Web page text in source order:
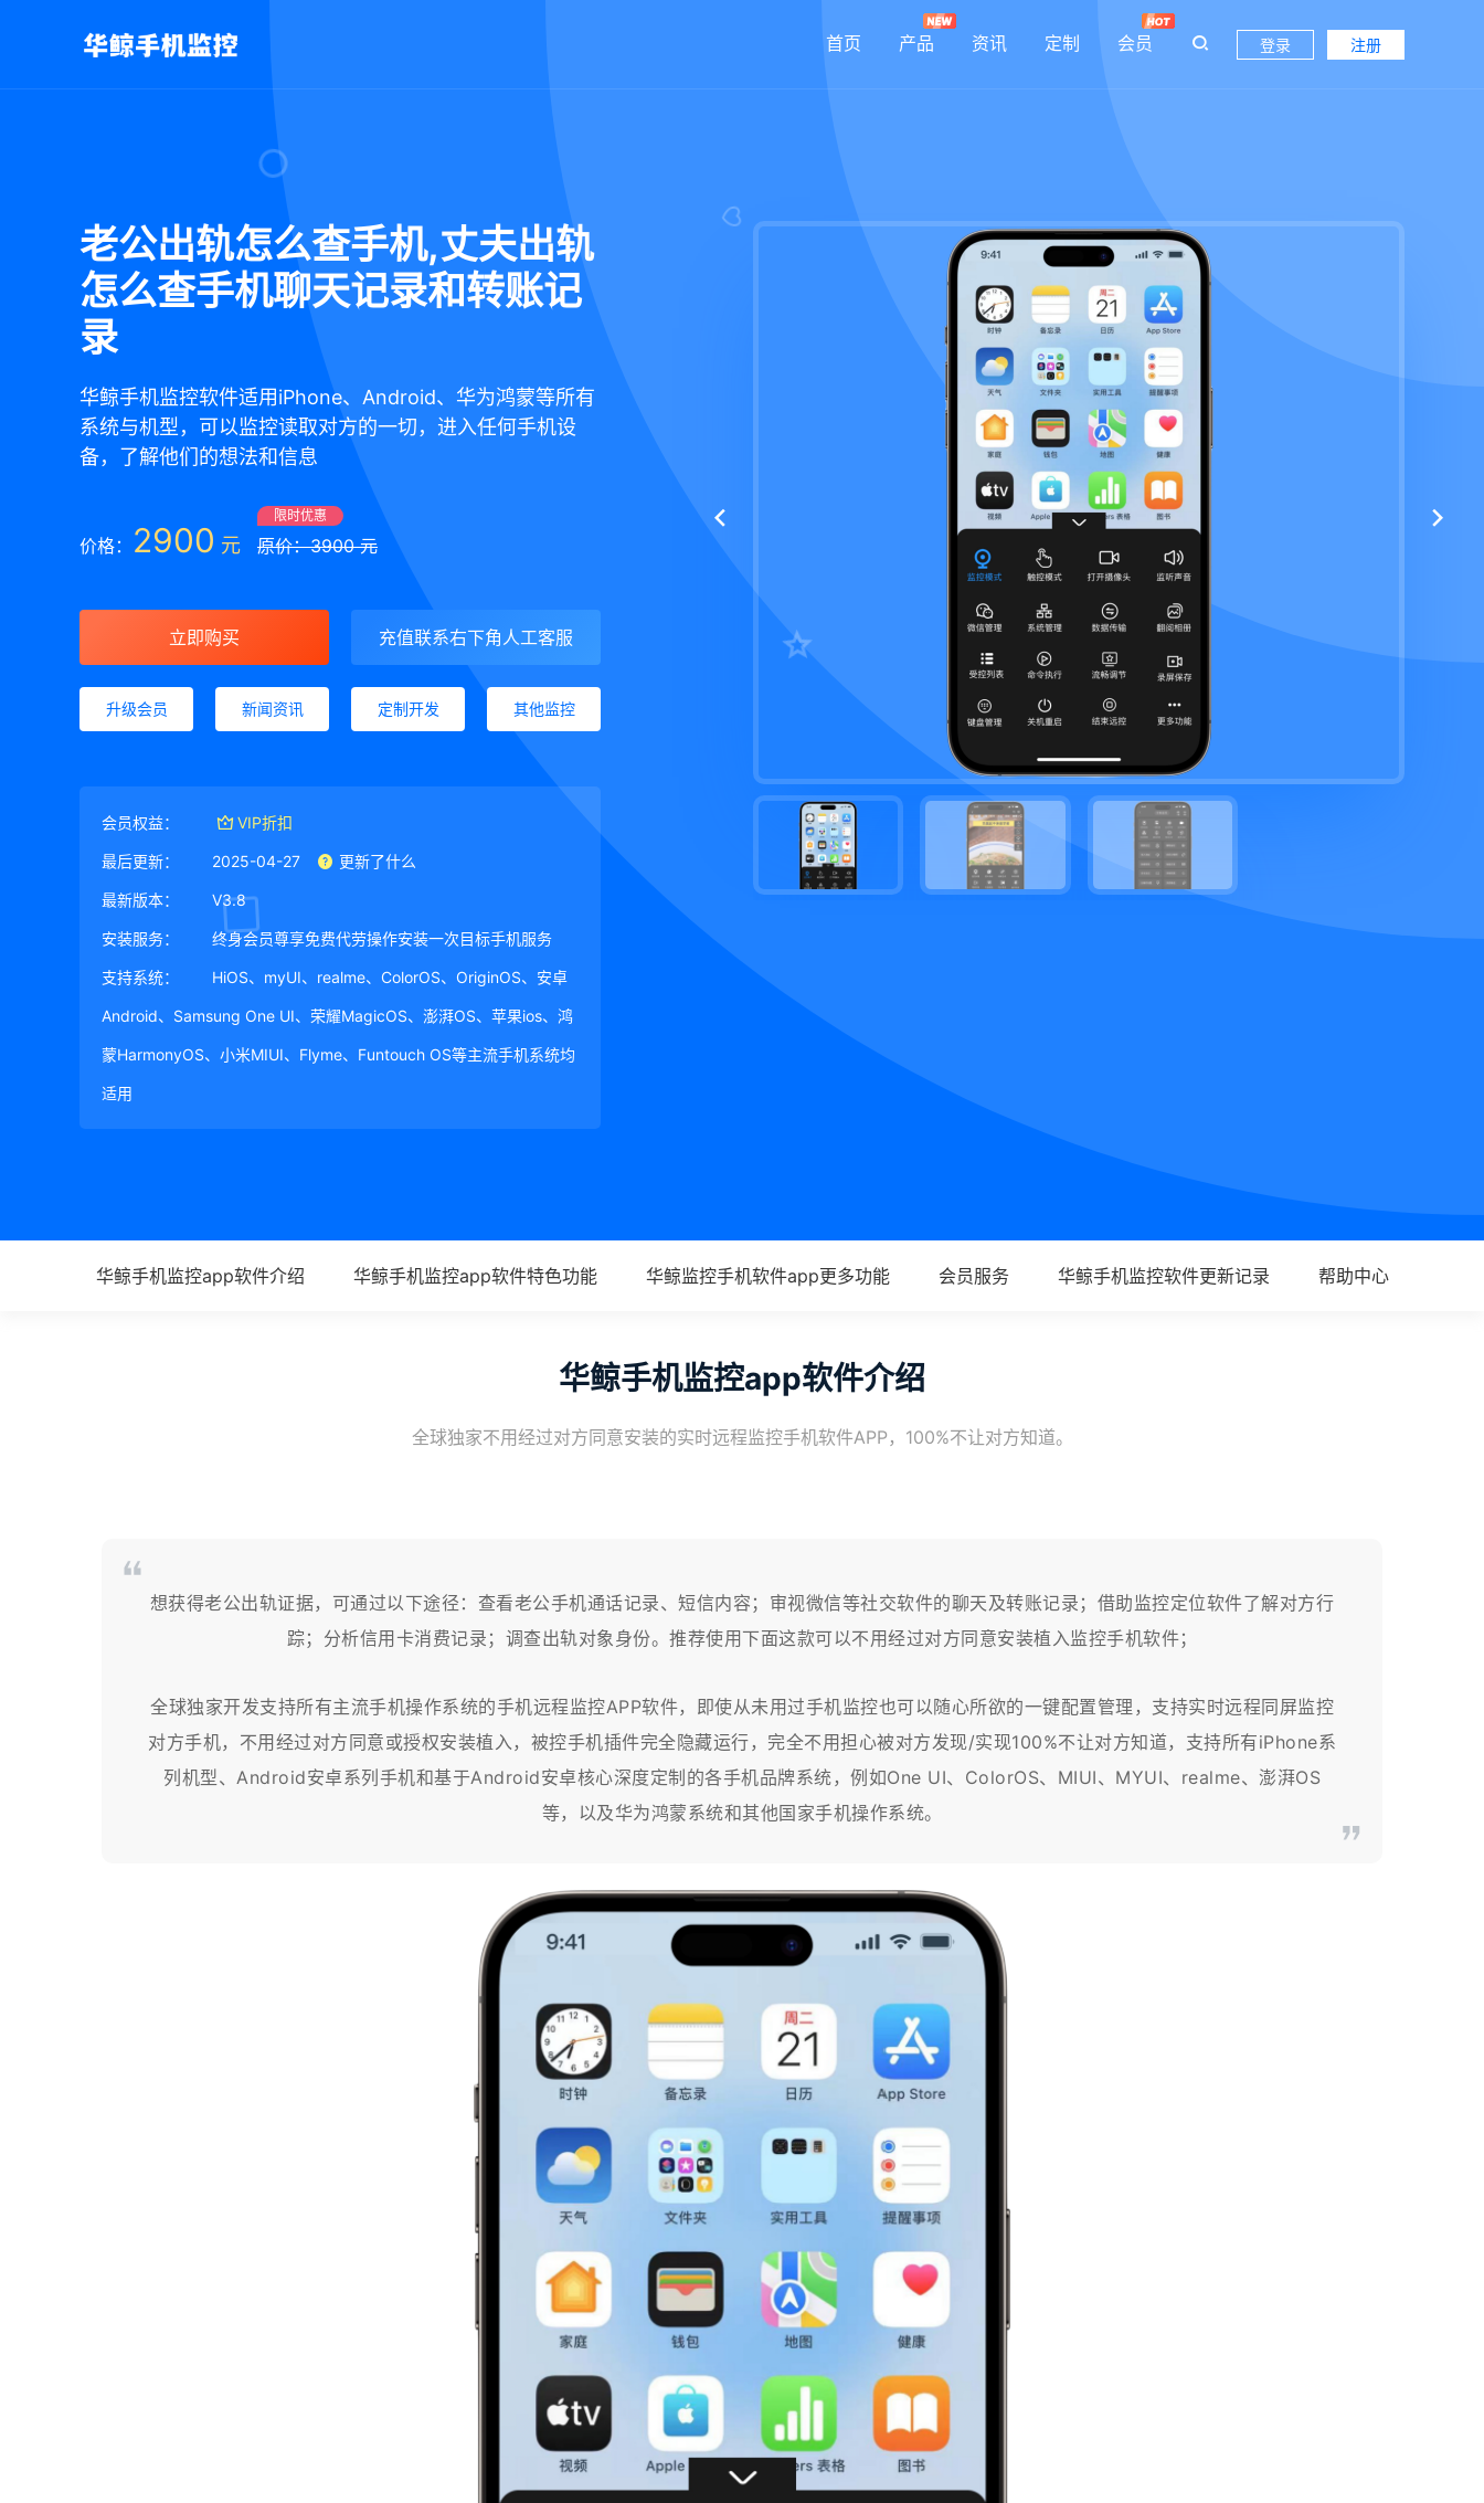
首页 产品 资讯 定制 会员 登录 注册
老公出轨怎么查手机,丈夫出轨
怎么查手机聊天记录和转账记
录
华鲸手机监控软件适用iPhone、Android、华为鸿蒙等所有
系统与机型，可以监控读取对方的一切，进入任何手机设
备，了解他们的想法和信息
价格： 2900 元
限时优惠
原价：3900 元
立即购买 充值联系右下角人工客服
升级会员 新闻资讯 定制开发 其他监控
会员权益： VIP折扣
最后更新： 2025-04-27 更新了什么
最新版本： V3.8
安装服务： 终身会员尊享免费代劳操作安装一次目标手机服务
支持系统： HiOS、myUI、realme、ColorOS、OriginOS、安卓
Android、Samsung One UI、荣耀MagicOS、澎湃OS、苹果ios、鸿
蒙HarmonyOS、小米MIUI、Flyme、Funtouch OS等主流手机系统均
适用
华鲸手机监控app软件介绍 华鲸手机监控app软件特色功能 华鲸监控手机软件app更多功能 会员服务 华鲸手机监控软件更新记录 帮助中心
华鲸手机监控app软件介绍
全球独家不用经过对方同意安装的实时远程监控手机软件APP，100%不让对方知道。
想获得老公出轨证据，可通过以下途径：查看老公手机通话记录、短信内容；审视微信等社交软件的聊天及转账记录；借助监控定位软件了解对方行
踪；分析信用卡消费记录；调查出轨对象身份。推荐使用下面这款可以不用经过对方同意安装植入监控手机软件；
全球独家开发支持所有主流手机操作系统的手机远程监控APP软件，即使从未用过手机监控也可以随心所欲的一键配置管理，支持实时远程同屏监控
对方手机，不用经过对方同意或授权安装植入，被控手机插件完全隐藏运行，完全不用担心被对方发现/实现100%不让对方知道，支持所有iPhone系
列机型、Android安卓系列手机和基于Android安卓核心深度定制的各手机品牌系统，例如One UI、ColorOS、MIUI、MYUI、realme、澎湃OS
等，以及华为鸿蒙系统和其他国家手机操作系统。